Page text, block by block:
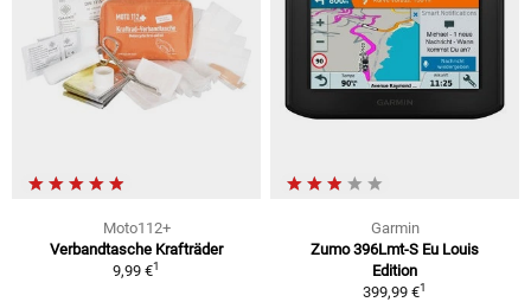
Moto112+
Verbandtasche Krafträder
9,99 €1
Garmin
Zumo 396Lmt-S Eu Louis
Edition
399,99 €1